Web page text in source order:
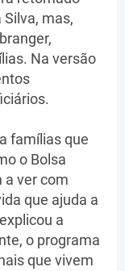
mas,
Na versão
famílias que
o Bolsa
a ver com
que ajuda a
a
o programa
que vivem